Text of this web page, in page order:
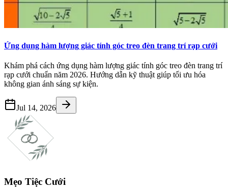
Ứng dụng hàm lượng giác tính góc treo đèn trang trí rạp cưới
Khám phá cách ứng dụng hàm lượng giác tính góc treo đèn trang trí
rạp cưới chuẩn năm 2026. Hướng dẫn kỹ thuật giúp tối ưu hóa
không gian ánh sáng sự kiện.
Jul 14, 2026
Mẹo Tiệc Cưới